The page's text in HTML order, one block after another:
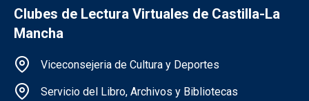
Clubes de Lectura Virtuales de Castilla-La
Mancha
Información de la institución
Viceconsejeria de Cultura y Deportes
Servicio del Libro, Archivos y Bibliotecas